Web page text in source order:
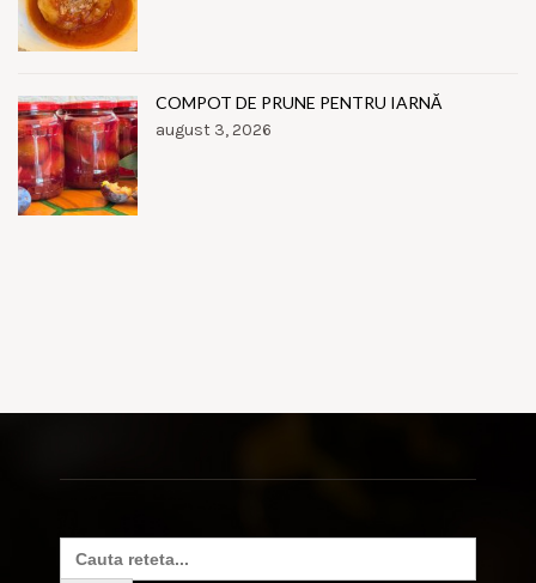
COMPOT DE PRUNE PENTRU IARNĂ
august 3, 2026
Search
for: